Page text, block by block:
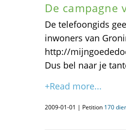
De campagne
De telefoongids
inwoners van
http://
Dus bel naar je
+Read more...
2009-01-01 | Petition 170